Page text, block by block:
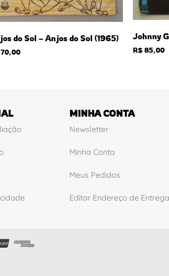
do Sol – Anjos do Sol (1965)
70,00
Johnny
R$85,00
MINHA CONTA
Newsletter
Minha Conta
Meus Pedidos
Editar Endereço de Entrega